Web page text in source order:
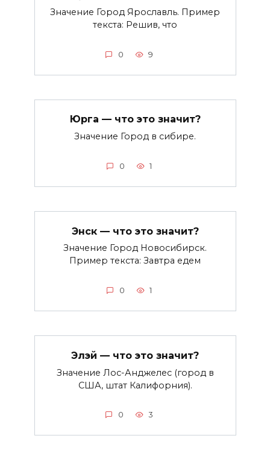
Значение Город Ярославль. Пример
текста: Решив, что
0 9
Юрга — что это значит?
Значение Город в сибире.
0 1
Энск — что это значит?
Значение Город Новосибирск.
Пример текста: Завтра едем
0 1
Элэй — что это значит?
Значение Лос-Анджелес (город в
США, штат Калифорния).
0 3